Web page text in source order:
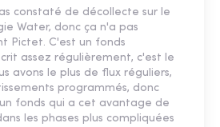
constaté de décollecte sur le
Water, donc ça n'a pas
Pictet. C'est un fonds
assez régulièrement, c'est le
avons le plus de flux réguliers,
programmés, donc
fonds qui a cet avantage de
les phases plus compliquées